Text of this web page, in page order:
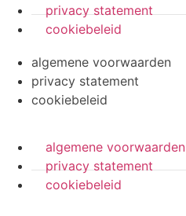
privacy statement
cookiebeleid
algemene voorwaarden
privacy statement
cookiebeleid
algemene voorwaarden
privacy statement
cookiebeleid